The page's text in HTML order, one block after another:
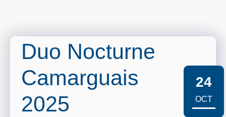
Duo Nocturne
Camarguais
2025
24
OCT